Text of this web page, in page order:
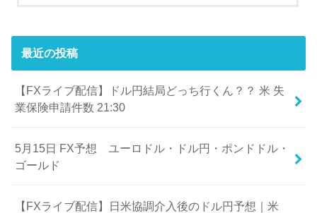
最近の投稿
【FXライブ配信】ドル円結局どっち行くん？？ 米 失
業保険申請件数 21:30
5月15日 FX予想 ユーロドル・ドル円・ポンドドル・
ゴールド
【FXライブ配信】日米協調介入後のドル円予想｜米